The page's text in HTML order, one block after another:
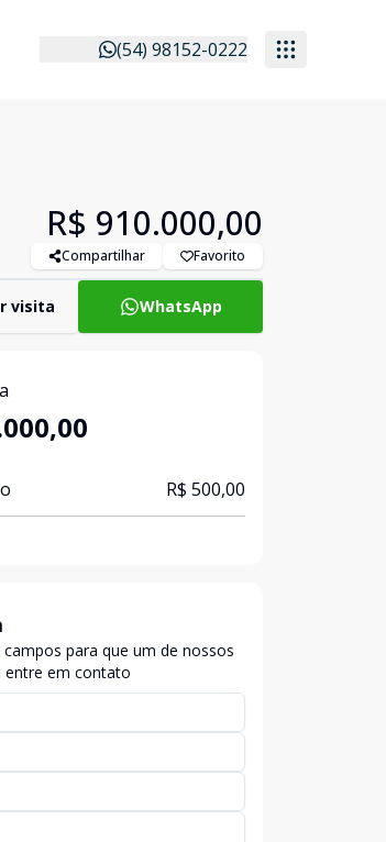
(54) 98152-0222
R$ 910.000,00
Compartilhar Favorito
visita WhatsApp
R$ 500,00
campos para que um de nossos
entre em contato